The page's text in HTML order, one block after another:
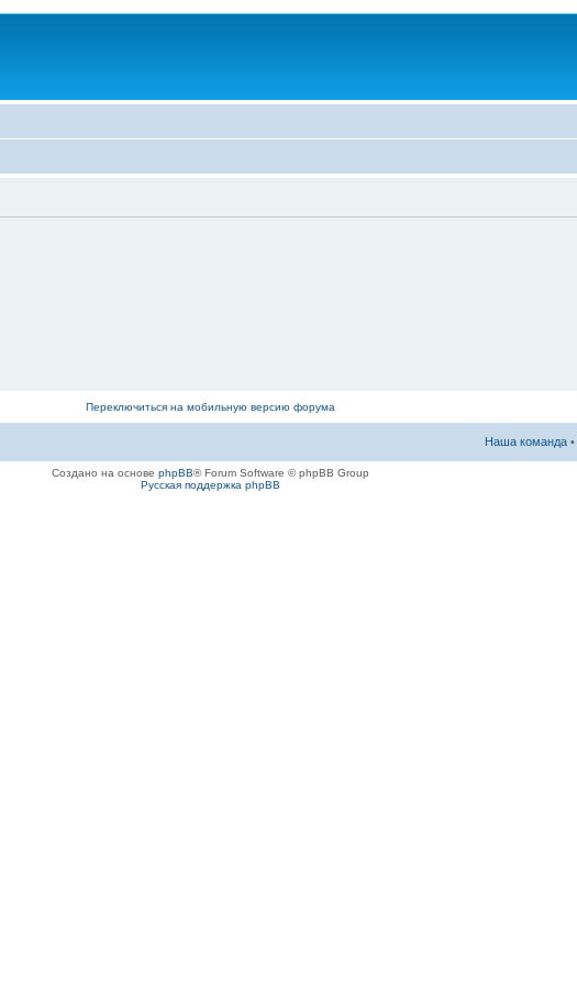
Переключиться на мобильную версию форума
Наша команда •
Создано на основе phpBB® Forum Software © phpBB Group
Русская поддержка phpBB